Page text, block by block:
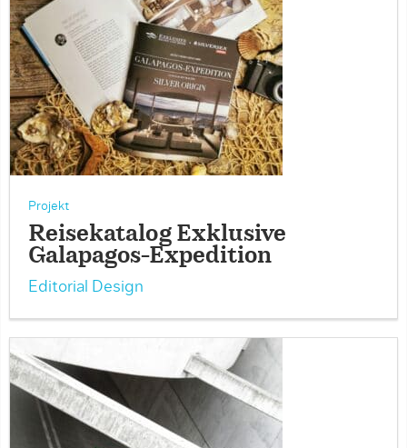
Projekt
Reisekatalog Exklusive
Galapagos-Expedition
Editorial Design